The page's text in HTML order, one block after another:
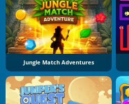
Jungle Match Adventures